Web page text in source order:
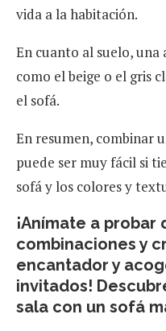
vida a la habitación.
En cuanto al suelo,
como el beige o el gris
el sofá.
En resumen, combinar
puede ser muy fácil si
sofá y los colores y
¡Anímate a
combinaciones y
encantador y
invitados!
sala con un sofá